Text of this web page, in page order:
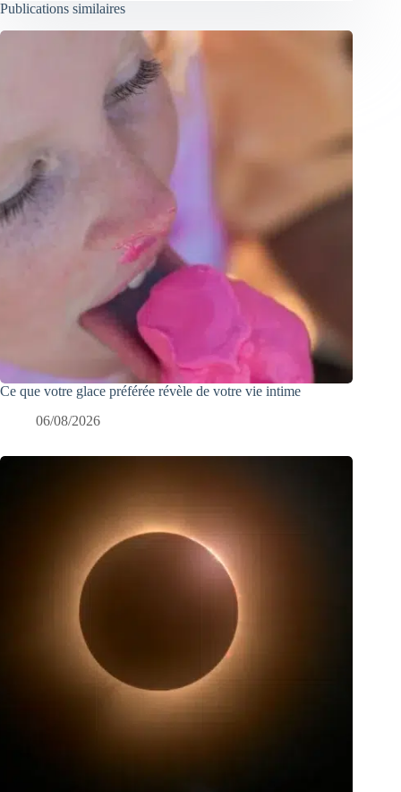
Publications similaires
Ce que votre glace préférée révèle de votre vie intime
06/08/2026